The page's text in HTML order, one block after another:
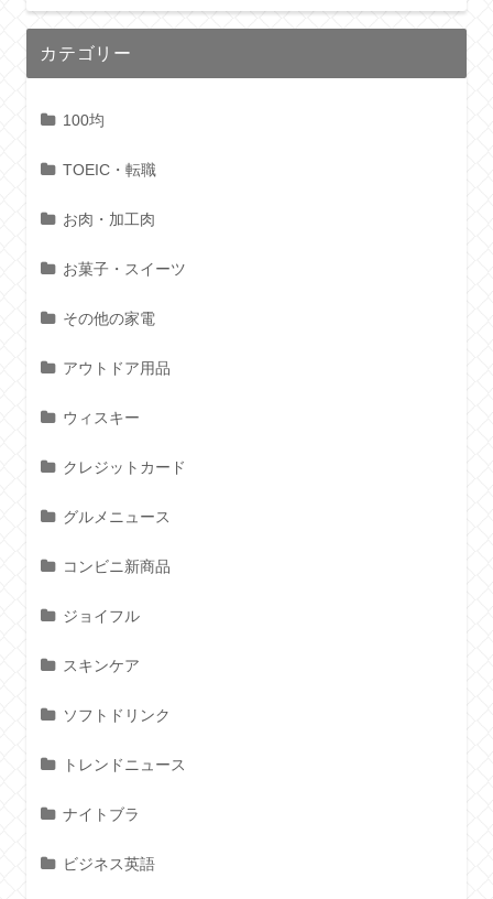
カテゴリー
100均
TOEIC・転職
お肉・加工肉
お菓子・スイーツ
その他の家電
アウトドア用品
ウィスキー
クレジットカード
グルメニュース
コンビニ新商品
ジョイフル
スキンケア
ソフトドリンク
トレンドニュース
ナイトブラ
ビジネス英語